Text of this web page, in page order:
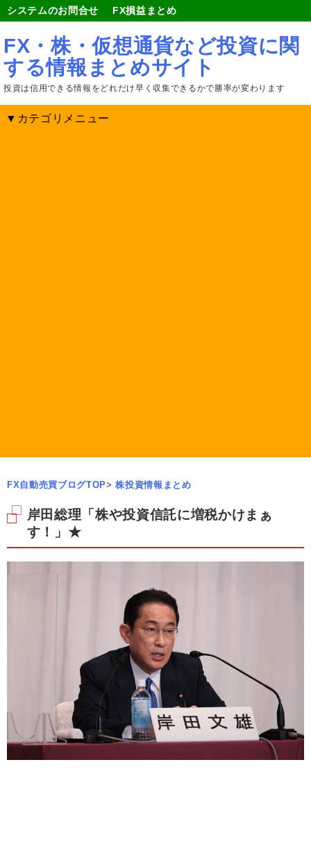
システムのお問合せ FX損益まとめ
FX・株・仮想通貨など投資に関
する情報まとめサイト
投資は信用できる情報をどれだけ早く収集できるかで勝率が変わります
▼カテゴリメニュー
FX自動売買ブログTOP> 株投資情報まとめ
岸田総理「株や投資信託に増税かけまぁ
す！」★